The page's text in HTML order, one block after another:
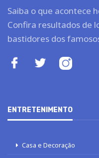
Saiba o que acontece
Confira resultados de
bastidores dos
ENTRETENIMENTO
Casa e Decoração